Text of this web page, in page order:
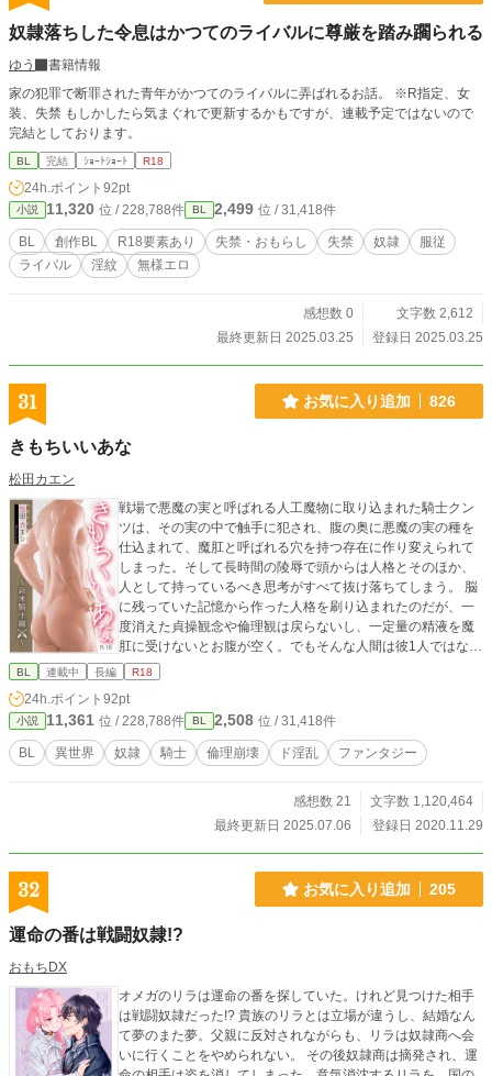
奴隷落ちした令息はかつてのライバルに尊厳を踏み躙られる
ゆう
書籍情報
家の犯罪で断罪された青年がかつてのライバルに弄ばれるお話。 ※R指定、女
装、失禁 もしかしたら気まぐれで更新するかもですが、連載予定ではないので
完結としております。
BL 完結 ｼｮｰﾄｼｮｰﾄ R18
24h.ポイント 92pt
小説 11,320 位 / 228,788件 BL 2,499 位 / 31,418件
BL 創作BL R18要素あり 失禁・おもらし 失禁 奴隷
服従
ライバル
淫紋 無様エロ
感想数 0
文字数 2,612
最終更新日 2025.03.25
登録日 2025.03.25
31 お気に入り追加 826
きもちいいあな
松田カエン
戦場で悪魔の実と呼ばれる人工魔物に取り込まれた騎士クン
ツは、その実の中で触手に犯され、腹の奥に悪魔の実の種を
仕込まれて、魔肛と呼ばれる穴を持つ存在に作り変えられて
しまった。そして長時間の陵辱で頭からは人格とそのほか、
人として持っているべき思考がすべて抜け落ちてしまう。 脳
に残っていた記憶から作った人格を刷り込まれたのだが、一
度消えた貞操観念や倫理観は戻らないし、一定量の精液を魔
肛に受けないとお腹が空く。でもそんな人間は彼1人ではなか
った。 真面目だった18歳の騎士が、倫理観をぶっ壊されてど
ただれた性生活を送る話。 主人公は若干不憫属性で愛され要
素あり。時々バーサーカーにも幼女にもなります。 ギャグエ
ロ仕様で淫語が飛び交ってます。時々シリアス。 一応主人公
にはメインのお相手がいます。乱交輪姦系にある悲壮感はほ
ど、エロだけじゃない話に仕上がっているので、両方読みた
い人には向いているんじゃないかと。数話冒頭が読めれば、
BL 連載中 長編 R18
24h.ポイント 92pt
小説 11,361 位 / 228,788件 BL 2,508 位 / 31,418件
BL 異世界 奴隷 騎士 倫理崩壊 ド淫乱 ファンタジー
感想数 21
文字数 1,120,464
最終更新日 2025.07.06
登録日 2020.11.29
32 お気に入り追加 205
運命の番は戦闘奴隷!?
おもちDX
オメガのリラは運命の番を探していた。けれど見つけた相手
は戦闘奴隷だった!? 貴族のリラとは立場が違うし、結婚なん
て夢のまた夢。父親に反対されながらも、リラは奴隷商へ会
いに行くことをやめられない。 その後奴隷商は摘発され、運